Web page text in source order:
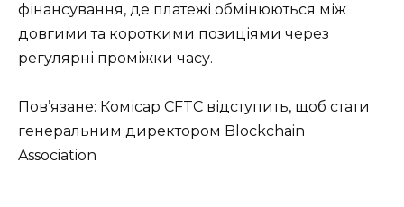
фінансування, де платежі обмінюються між
довгими та короткими позиціями через
регулярні проміжки часу.
Пов’язане: Комісар CFTC відступить, щоб стати
генеральним директором Blockchain
Association